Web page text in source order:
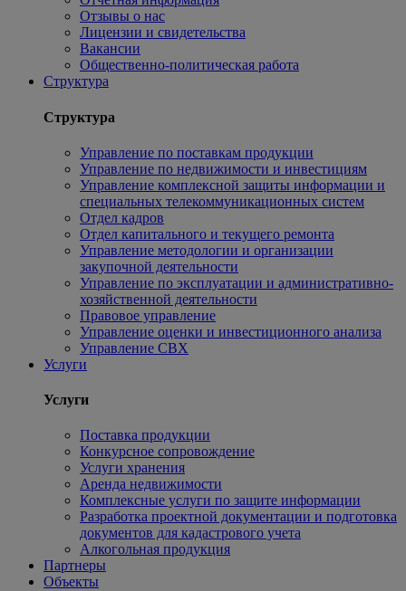
Отзывы о нас
Лицензии и свидетельства
Вакансии
Общественно-политическая работа
Структура
Структура
Управление по поставкам продукции
Управление по недвижимости и инвестициям
Управление комплексной защиты информации и
специальных телекоммуникационных систем
Отдел кадров
Отдел капитального и текущего ремонта
Управление методологии и организации
закупочной деятельности
Управление по эксплуатации и административно-
хозяйственной деятельности
Правовое управление
Управление оценки и инвестиционного анализа
Управление СВХ
Услуги
Услуги
Поставка продукции
Конкурсное сопровождение
Услуги хранения
Аренда недвижимости
Комплексные услуги по защите информации
Разработка проектной документации и подготовка
документов для кадастрового учета
Алкогольная продукция
Партнеры
Объекты